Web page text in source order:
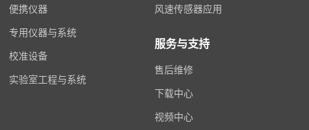
便携仪器
专用仪器与系统
校准设备
实验室工程与系统
风速传感器应用
服务与支持
售后维修
下载中心
视频中心